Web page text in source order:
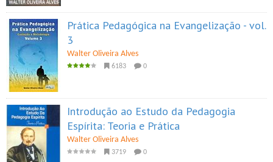
Prática Pedagógica na Evangelização - vol.
3
Walter Oliveira Alves
6183 0
Introdução ao Estudo da Pedagogia
Espírita: Teoria e Prática
Walter Oliveira Alves
3719 0